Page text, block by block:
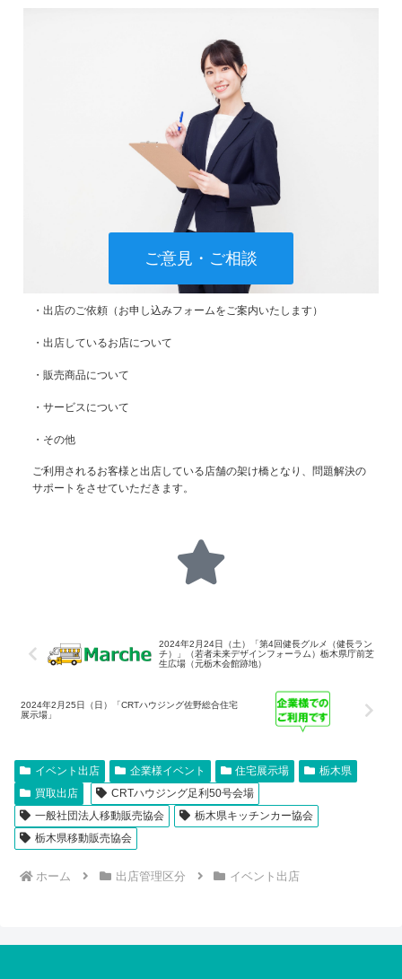
ご意見・ご相談
・出店のご依頼（お申し込みフォームをご案内いたします）
・出店しているお店について
・販売商品について
・サービスについて
・その他
ご利用されるお客様と出店している店舗の架け橋となり、問題解決の
サポートをさせていただきます。
2024年2月24日（土）「第4回健長グルメ（健長ラン
チ）」（若者未来デザインフォーラム）栃木県庁前芝
生広場（元栃木会館跡地）
2024年2月25日（日）「CRTハウジング佐野総合住宅
展示場」
イベント出店 企業様イベント 住宅展示場
栃木県
買取出店
CRTハウジング足利50号会場
一般社団法人移動販売協会
栃木県キッチンカー協会
栃木県移動販売協会
ホーム 出店管理区分 イベント出店